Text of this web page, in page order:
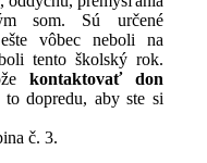
som. Sú určené
vôbec neboli na
tento školský rok.
kontaktovať don
to dopredu, aby ste si
č. 3.